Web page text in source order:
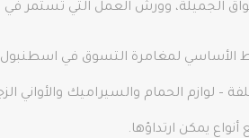
الجميلة، وورش العمل التي تستمر في
الأساسي لمغامرة التسوق في اسطنبول هو
– لوازم الحمام والسيراميك والأواني
أنواع يمكن ارتداؤها.